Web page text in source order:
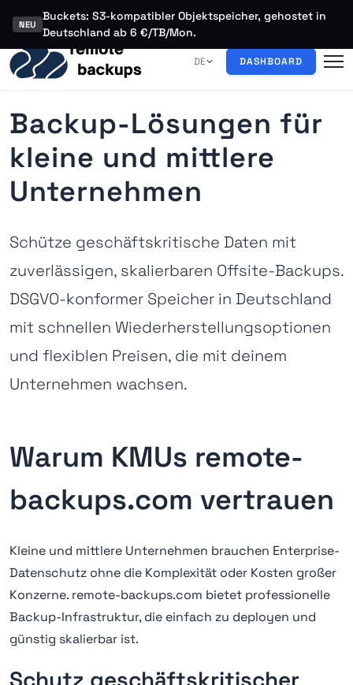
NEU
Buckets: S3-kompatibler Objektspeicher, gehostet in
Deutschland ab 6 €/TB/Mon.
DE DASHBOARD
Backup-Lösungen für
kleine und mittlere
Unternehmen
Schütze geschäftskritische Daten mit
zuverlässigen, skalierbaren Offsite-Backups.
DSGVO-konformer Speicher in Deutschland
mit schnellen Wiederherstellungsoptionen
und flexiblen Preisen, die mit deinem
Unternehmen wachsen.
Warum KMUs remote-
backups.com vertrauen
Kleine und mittlere Unternehmen brauchen Enterprise-
Datenschutz ohne die Komplexität oder Kosten großer
Konzerne. remote-backups.com bietet professionelle
Backup-Infrastruktur, die einfach zu deployen und
günstig skalierbar ist.